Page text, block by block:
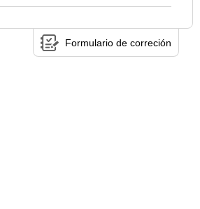
Formulario de correción